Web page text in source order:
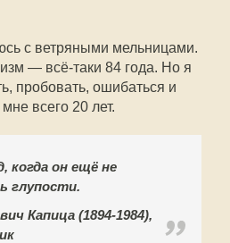
с ветряными мельницами.
— всё-таки 84 года. Но я
пробовать, ошибаться и
всего 20 лет.
когда он ещё не
глупости.
Капица (1894-1984),